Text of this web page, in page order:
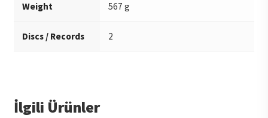
Weight 567 g
Discs / Records 2
İlgili Ürünler